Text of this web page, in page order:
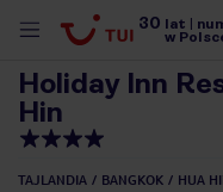
30 lat
w
Holiday Inn
Hin
TAJLANDIA BANGKOK HUA